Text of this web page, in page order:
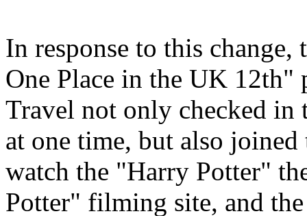
In response to this
One Place in the UK
Travel not only checked in
at one time, but also
watch the "Harry Potter"
Potter" filming site, and